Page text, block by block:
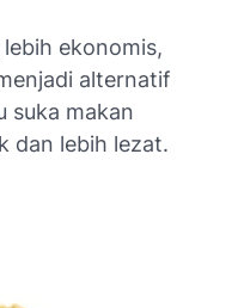
ekonomis,
alternatif
suka makan
dan lebih lezat.